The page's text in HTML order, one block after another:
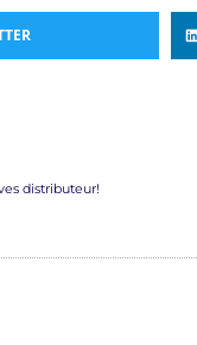
distributeur!